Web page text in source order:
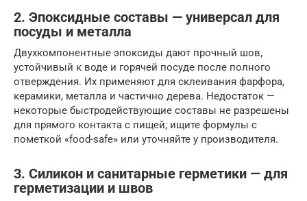
2. Эпоксидные составы — универсал для
посуды и металла
Двухкомпонентные эпоксиды дают прочный шов,
устойчивый к воде и горячей посуде после полного
отверждения. Их применяют для склеивания фарфора,
керамики, металла и частично дерева. Недостаток —
некоторые быстродействующие составы не разрешены
для прямого контакта с пищей; ищите формулы с
пометкой «food-safe» или уточняйте у производителя.
3. Силикон и санитарные герметики — для
герметизации и швов